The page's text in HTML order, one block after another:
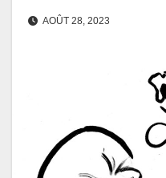
AOÛT 28, 2023